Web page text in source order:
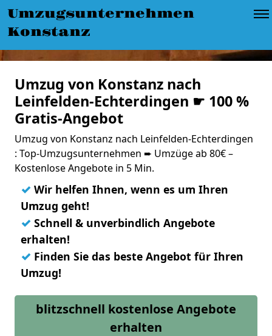
Umzugsunternehmen
Konstanz
Umzug von Konstanz nach
Leinfelden-Echterdingen ☛ 100 %
Gratis-Angebot
Umzug von Konstanz nach Leinfelden-Echterdingen
: Top-Umzugsunternehmen ➨ Umzüge ab 80€ –
Kostenlose Angebote in 5 Min.
✓ Wir helfen Ihnen, wenn es um Ihren
Umzug geht!
✓ Schnell & unverbindlich Angebote
erhalten!
✓ Finden Sie das beste Angebot für Ihren
Umzug!
blitzschnell kostenlose Angebote
erhalten